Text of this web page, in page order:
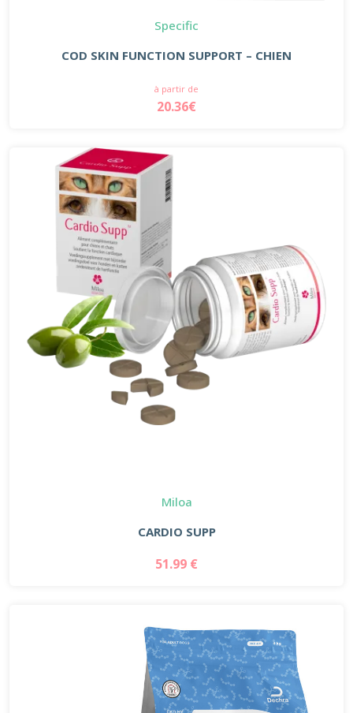
Specific
COD SKIN FUNCTION SUPPORT – CHIEN
à partir de
20.36€
Miloa
CARDIO SUPP
51.99 €